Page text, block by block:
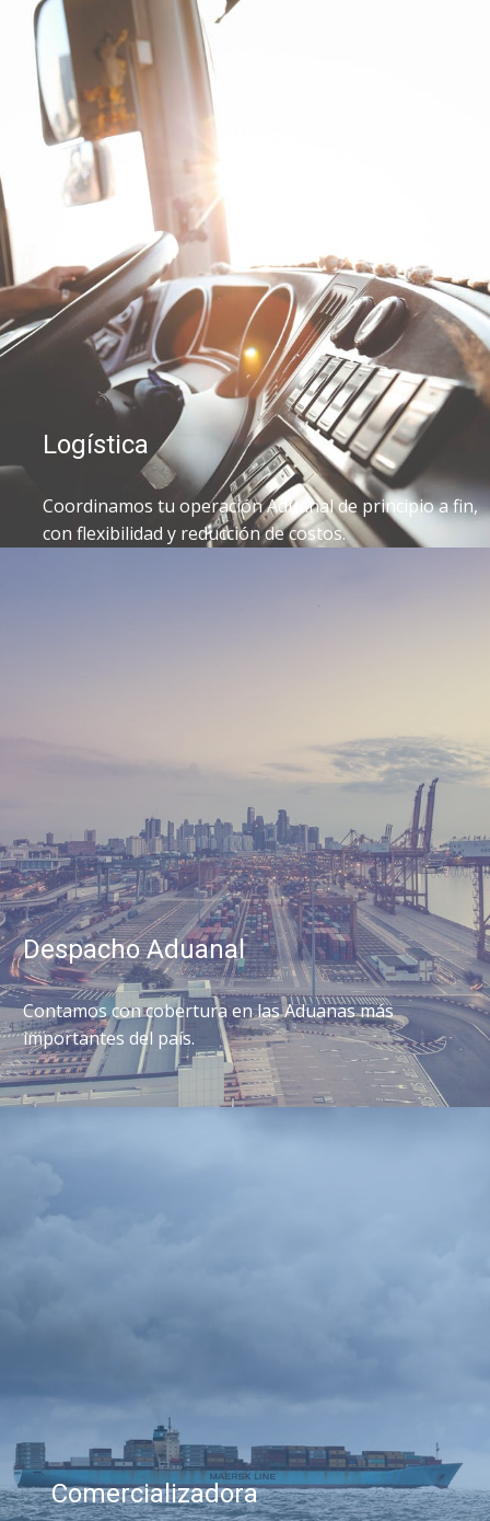
Logística
Coordinamos tu operación Aduanal de principio a fin,
con flexibilidad y reducción de costos.
Despacho Aduanal
Contamos con cobertura en las Aduanas más
importantes del país.
Comercializadora